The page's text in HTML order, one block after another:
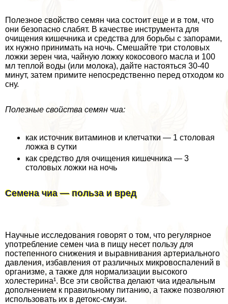
Полезное свойство семян чиа состоит еще и в том, что
они безопасно слабят. В качестве инструмента для
очищения кишечника и средства для борьбы с запорами,
их нужно принимать на ночь. Смешайте три столовых
ложки зерен чиа, чайную ложку кокосового масла и 100
мл теплой воды (или молока), дайте настояться 30-40
минут, затем примите непосредственно перед отходом ко
сну.
Полезные свойства семян чиа:
как источник витаминов и клетчатки — 1 столовая
ложка в сутки
как средство для очищения кишечника — 3
столовых ложки на ночь
Семена чиа — польза и вред
Научные исследования говорят о том, что регулярное
употрeбление семен чиа в пищу несет пользу для
постепенного снижения и выравнивания артериального
давления, избавления от различных микровоспалений в
организме, а также для нормализации высокого
холестерина¹. Все эти свойства делают чиа идеальным
дополнением к правильному питанию, а также позволяют
использовать их в детокс-смузи.